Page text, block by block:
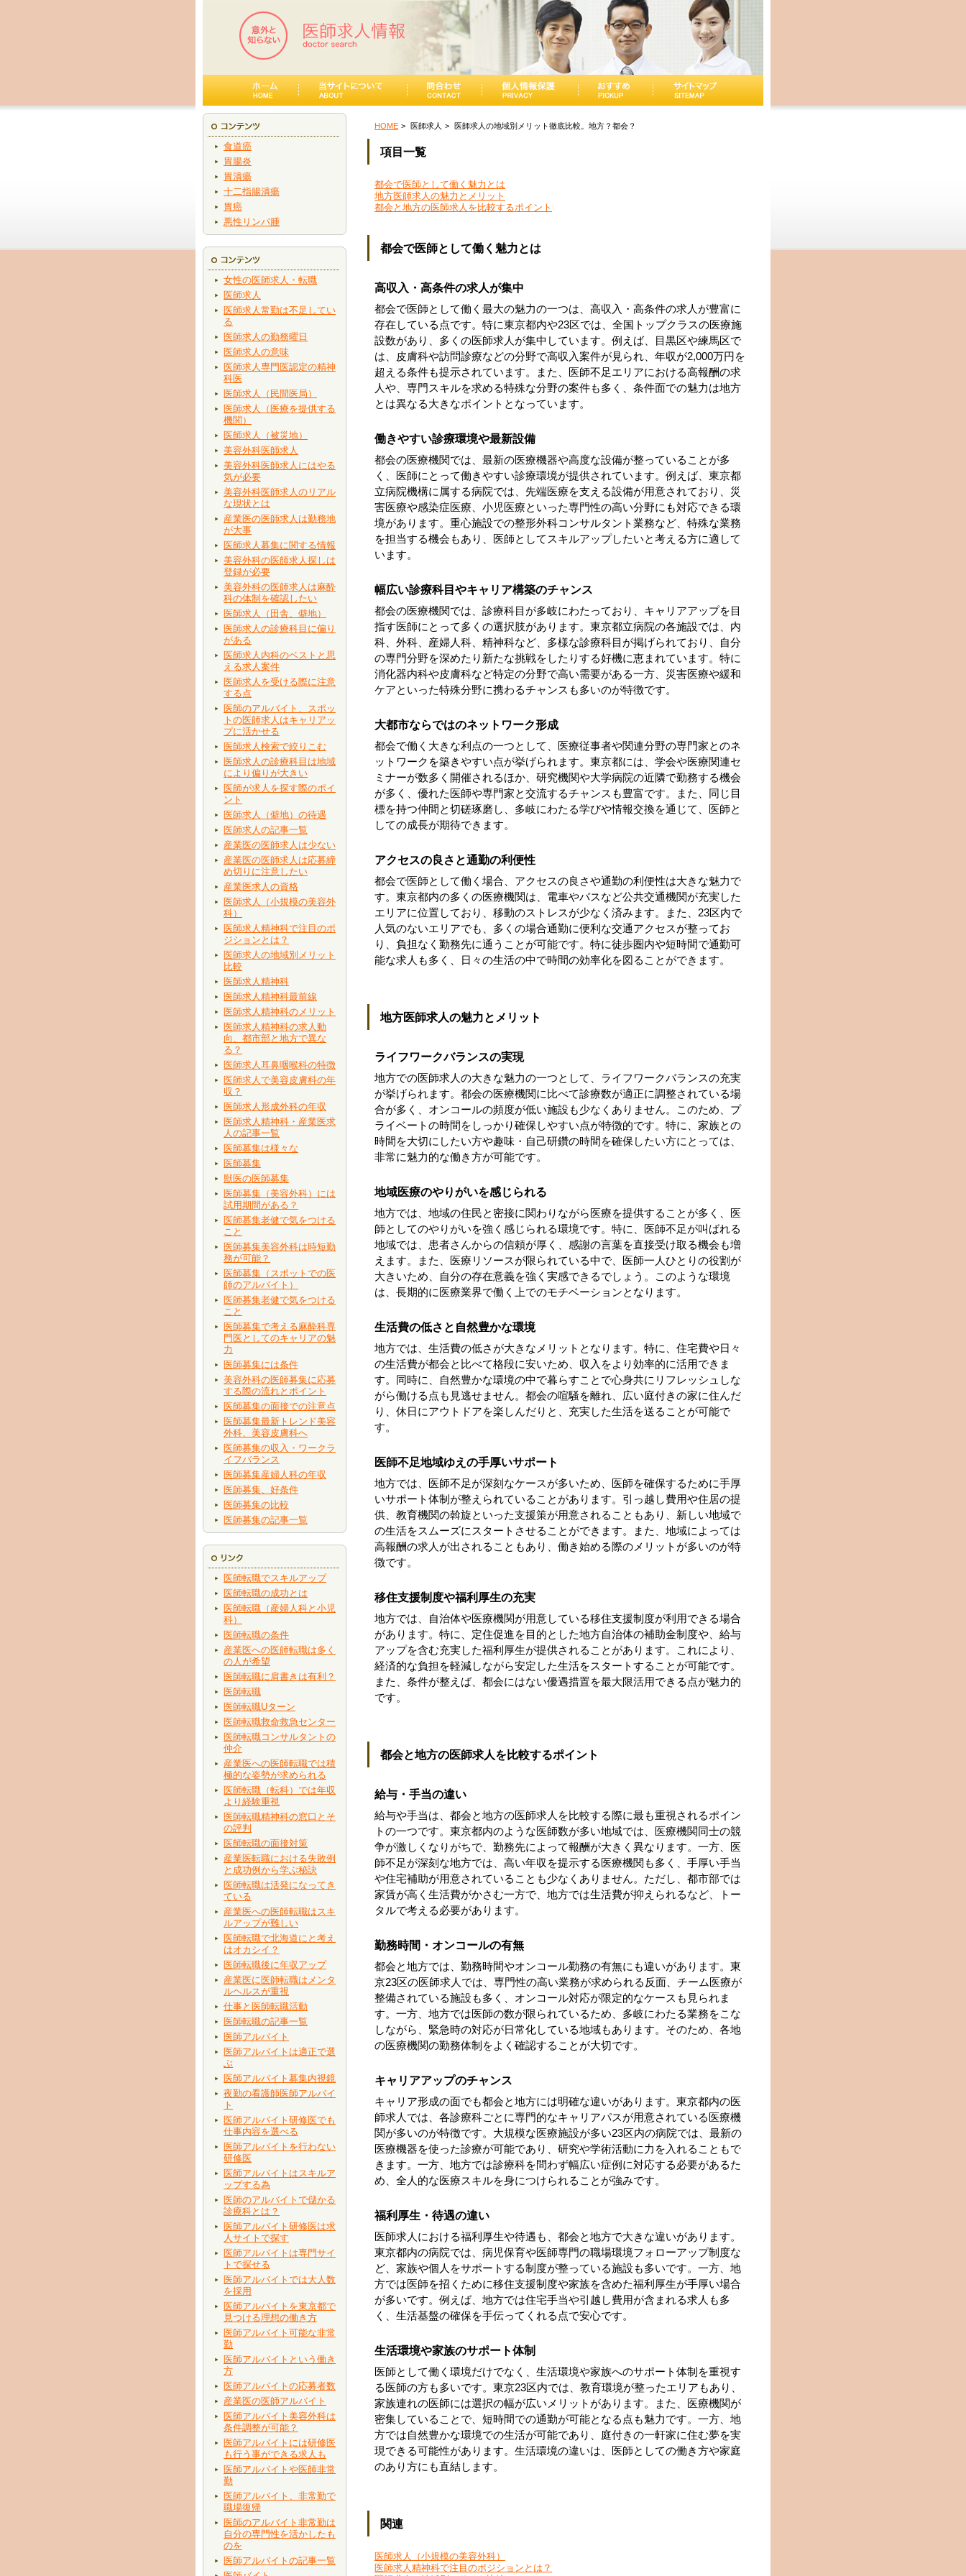
食道癌
胃腸炎
胃潰瘍
十二指腸潰瘍
胃癌
悪性リンパ腫
女性の医師求人・転職
医師求人
医師求人常勤は不足してい
る
医師求人の勤務曜日
医師求人の意味
医師求人専門医認定の精神
科医
医師求人（民間医局）
医師求人（医療を提供する
機関）
医師求人（被災地）
美容外科医師求人
美容外科医師求人にはやる
気が必要
美容外科医師求人のリアル
な現状とは
産業医の医師求人は勤務地
が大事
医師求人募集に関する情報
美容外科の医師求人探しは
登録が必要
美容外科の医師求人は麻酔
科の体制を確認したい
医師求人（田舎、僻地）
医師求人の診療科目に偏り
がある
医師求人内科のベストと思
える求人案件
医師求人を受ける際に注意
する点
医師のアルバイト、スポッ
トの医師求人はキャリアッ
プに活かせる
医師求人検索で絞りこむ
医師求人の診療科目は地域
により偏りが大きい
医師が求人を探す際のポイ
ント
医師求人（僻地）の待遇
医師求人の記事一覧
産業医の医師求人は少ない
産業医の医師求人は応募締
め切りに注意したい
産業医求人の資格
医師求人（小規模の美容外
科）
医師求人精神科で注目のポ
ジションとは？
医師求人の地域別メリット
比較
医師求人精神科
医師求人精神科最前線
医師求人精神科のメリット
医師求人精神科の求人動
向、都市部と地方で異な
る？
医師求人耳鼻咽喉科の特徴
医師求人で美容皮膚科の年
収？
医師求人形成外科の年収
医師求人精神科・産業医求
人の記事一覧
医師募集は様々な
医師募集
獣医の医師募集
医師募集（美容外科）には
試用期間がある？
医師募集老健で気をつける
こと
医師募集美容外科は時短勤
務が可能？
医師募集（スポットでの医
師のアルバイト）
医師募集老健で気をつける
こと
医師募集で考える麻酔科専
門医としてのキャリアの魅
力
医師募集には条件
美容外科の医師募集に応募
する際の流れとポイント
医師募集の面接での注意点
医師募集最新トレンド美容
外科、美容皮膚科へ
医師募集の収入・ワークラ
イフバランス
医師募集産婦人科の年収
医師募集、好条件
医師募集の比較
医師募集の記事一覧
医師転職でスキルアップ
医師転職の成功とは
医師転職（産婦人科と小児
科）
医師転職の条件
産業医への医師転職は多く
の人が希望
医師転職に肩書きは有利？
医師転職
医師転職Uターン
医師転職救命救急センター
医師転職コンサルタントの
仲介
産業医への医師転職では積
極的な姿勢が求められる
医師転職（転科）では年収
より経験重視
医師転職精神科の窓口とそ
の評判
医師転職の面接対策
産業医転職における失敗例
と成功例から学ぶ秘訣
医師転職は活発になってき
ている
産業医への医師転職はスキ
ルアップが難しい
医師転職で北海道にと考え
はオカシイ？
医師転職後に年収アップ
産業医に医師転職はメンタ
ルヘルスが重視
仕事と医師転職活動
医師転職の記事一覧
医師アルバイト
医師アルバイトは適正で選
ぶ
医師アルバイト募集内視鏡
夜勤の看護師医師アルバイ
ト
医師アルバイト研修医でも
仕事内容を選べる
医師アルバイトを行わない
研修医
医師アルバイトはスキルア
ップする為
医師のアルバイトで儲かる
診療科とは？
医師アルバイト研修医は求
人サイトで探す
医師アルバイトは専門サイ
トで探せる
医師アルバイトでは大人数
を採用
医師アルバイトを東京都で
見つける理想の働き方
医師アルバイト可能な非常
勤
医師アルバイトという働き
方
医師アルバイトの応募者数
産業医の医師アルバイト
医師アルバイト美容外科は
条件調整が可能？
医師アルバイトには研修医
も行う事ができる求人も
医師アルバイトや医師非常
勤
医師アルバイト、非常勤で
職場復帰
医師のアルバイト非常勤は
自分の専門性を活かしたも
のを
医師アルバイトの記事一覧
HOME 医師求人 医師求人の地域別メリット徹底比較。地方？都会？
項目一覧
都会で医師として働く魅力とは
地方医師求人の魅力とメリット
都会と地方の医師求人を比較するポイント
都会で医師として働く魅力とは
高収入・高条件の求人が集中
都会で医師として働く最大の魅力の一つは、高収入・高条件の求人が豊富に
存在している点です。特に東京都内や23区では、全国トップクラスの医療施
設数があり、多くの医師求人が集中しています。例えば、目黒区や練馬区で
は、皮膚科や訪問診療などの分野で高収入案件が見られ、年収が2,000万円を
超える条件も提示されています。また、医師不足エリアにおける高報酬の求
人や、専門スキルを求める特殊な分野の案件も多く、条件面での魅力は地方
とは異なる大きなポイントとなっています。
働きやすい診療環境や最新設備
都会の医療機関では、最新の医療機器や高度な設備が整っていることが多
く、医師にとって働きやすい診療環境が提供されています。例えば、東京都
立病院機構に属する病院では、先端医療を支える設備が用意されており、災
害医療や感染症医療、小児医療といった専門性の高い分野にも対応できる環
境があります。重心施設での整形外科コンサルタント業務など、特殊な業務
を担当する機会もあり、医師としてスキルアップしたいと考える方に適して
います。
幅広い診療科目やキャリア構築のチャンス
都会の医療機関では、診療科目が多岐にわたっており、キャリアアップを目
指す医師にとって多くの選択肢があります。東京都立病院の各施設では、内
科、外科、産婦人科、精神科など、多様な診療科目が掲げられており、自分
の専門分野を深めたり新たな挑戦をしたりする好機に恵まれています。特に
消化器内科や皮膚科など特定の分野で高い需要がある一方、災害医療や緩和
ケアといった特殊分野に携わるチャンスも多いのが特徴です。
大都市ならではのネットワーク形成
都会で働く大きな利点の一つとして、医療従事者や関連分野の専門家とのネ
ットワークを築きやすい点が挙げられます。東京都には、学会や医療関連セ
ミナーが数多く開催されるほか、研究機関や大学病院の近隣で勤務する機会
が多く、優れた医師や専門家と交流するチャンスも豊富です。また、同じ目
標を持つ仲間と切磋琢磨し、多岐にわたる学びや情報交換を通じて、医師と
しての成長が期待できます。
アクセスの良さと通勤の利便性
都会で医師として働く場合、アクセスの良さや通勤の利便性は大きな魅力で
す。東京都内の多くの医療機関は、電車やバスなど公共交通機関が充実した
エリアに位置しており、移動のストレスが少なく済みます。また、23区内で
人気のないエリアでも、多くの場合通勤に便利な交通アクセスが整ってお
り、負担なく勤務先に通うことが可能です。特に徒歩圏内や短時間で通勤可
能な求人も多く、日々の生活の中で時間の効率化を図ることができます。
地方医師求人の魅力とメリット
ライフワークバランスの実現
地方での医師求人の大きな魅力の一つとして、ライフワークバランスの充実
が挙げられます。都会の医療機関に比べて診療数が適正に調整されている場
合が多く、オンコールの頻度が低い施設も少なくありません。このため、プ
ライベートの時間をしっかり確保しやすい点が特徴的です。特に、家族との
時間を大切にしたい方や趣味・自己研鑽の時間を確保したい方にとっては、
非常に魅力的な働き方が可能です。
地域医療のやりがいを感じられる
地方では、地域の住民と密接に関わりながら医療を提供することが多く、医
師としてのやりがいを強く感じられる環境です。特に、医師不足が叫ばれる
地域では、患者さんからの信頼が厚く、感謝の言葉を直接受け取る機会も増
えます。また、医療リソースが限られている中で、医師一人ひとりの役割が
大きいため、自分の存在意義を強く実感できるでしょう。このような環境
は、長期的に医療業界で働く上でのモチベーションとなります。
生活費の低さと自然豊かな環境
地方では、生活費の低さが大きなメリットとなります。特に、住宅費や日々
の生活費が都会と比べて格段に安いため、収入をより効率的に活用できま
す。同時に、自然豊かな環境の中で暮らすことで心身共にリフレッシュしな
がら働ける点も見逃せません。都会の喧騒を離れ、広い庭付きの家に住んだ
り、休日にアウトドアを楽しんだりと、充実した生活を送ることが可能で
す。
医師不足地域ゆえの手厚いサポート
地方では、医師不足が深刻なケースが多いため、医師を確保するために手厚
いサポート体制が整えられていることがあります。引っ越し費用や住居の提
供、教育機関の斡旋といった支援策が用意されることもあり、新しい地域で
の生活をスムーズにスタートさせることができます。また、地域によっては
高報酬の求人が出されることもあり、働き始める際のメリットが多いのが特
徴です。
移住支援制度や福利厚生の充実
地方では、自治体や医療機関が用意している移住支援制度が利用できる場合
があります。特に、定住促進を目的とした地方自治体の補助金制度や、給与
アップを含む充実した福利厚生が提供されることがあります。これにより、
経済的な負担を軽減しながら安定した生活をスタートすることが可能です。
また、条件が整えば、都会にはない優遇措置を最大限活用できる点が魅力的
です。
都会と地方の医師求人を比較するポイント
給与・手当の違い
給与や手当は、都会と地方の医師求人を比較する際に最も重視されるポイン
トの一つです。東京都内のような医師数が多い地域では、医療機関同士の競
争が激しくなりがちで、勤務先によって報酬が大きく異なります。一方、医
師不足が深刻な地方では、高い年収を提示する医療機関も多く、手厚い手当
や住宅補助が用意されていることも少なくありません。ただし、都市部では
家賃が高く生活費がかさむ一方で、地方では生活費が抑えられるなど、トー
タルで考える必要があります。
勤務時間・オンコールの有無
都会と地方では、勤務時間やオンコール勤務の有無にも違いがあります。東
京23区の医師求人では、専門性の高い業務が求められる反面、チーム医療が
整備されている施設も多く、オンコール対応が限定的なケースも見られま
す。一方、地方では医師の数が限られているため、多岐にわたる業務をこな
しながら、緊急時の対応が日常化している地域もあります。そのため、各地
の医療機関の勤務体制をよく確認することが大切です。
キャリアアップのチャンス
キャリア形成の面でも都会と地方には明確な違いがあります。東京都内の医
師求人では、各診療科ごとに専門的なキャリアパスが用意されている医療機
関が多いのが特徴です。大規模な医療施設が多い23区内の病院では、最新の
医療機器を使った診療が可能であり、研究や学術活動に力を入れることもで
きます。一方、地方では診療科を問わず幅広い症例に対応する必要があるた
め、全人的な医療スキルを身につけられることが強みです。
福利厚生・待遇の違い
医師求人における福利厚生や待遇も、都会と地方で大きな違いがあります。
東京都内の病院では、病児保育や医師専門の職場環境フォローアップ制度な
ど、家族や個人をサポートする制度が整っている施設も多いです。一方、地
方では医師を招くために移住支援制度や家族を含めた福利厚生が手厚い場合
が多いです。例えば、地方では住宅手当や引越し費用が含まれる求人も多
く、生活基盤の確保を手伝ってくれる点で安心です。
生活環境や家族のサポート体制
医師として働く環境だけでなく、生活環境や家族へのサポート体制を重視す
る医師の方も多いです。東京23区内では、教育環境が整ったエリアもあり、
家族連れの医師には選択の幅が広いメリットがあります。また、医療機関が
密集していることで、短時間での通勤が可能となる点も魅力です。一方、地
方では自然豊かな環境での生活が可能であり、庭付きの一軒家に住む夢を実
現できる可能性があります。生活環境の違いは、医師としての働き方や家庭
のあり方にも直結します。
関連
医師求人（小規模の美容外科）
医師求人精神科で注目のポジションとは？